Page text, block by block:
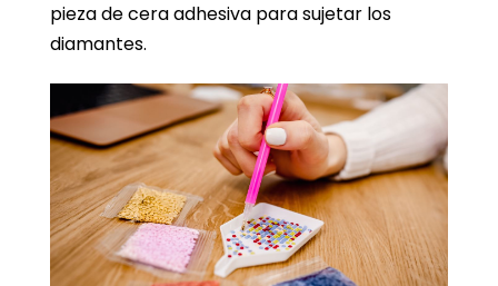
pieza de cera adhesiva para sujetar los
diamantes.